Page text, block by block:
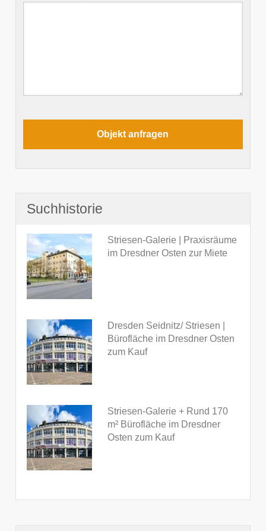
Suchhistorie
Striesen-Galerie | Praxisräume
im Dresdner Osten zur Miete
Dresden Seidnitz/ Striesen |
Bürofläche im Dresdner Osten
zum Kauf
Striesen-Galerie + Rund 170
m² Bürofläche im Dresdner
Osten zum Kauf